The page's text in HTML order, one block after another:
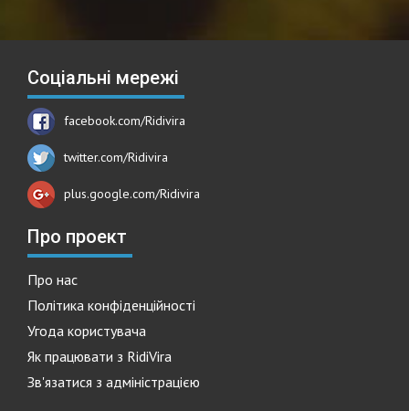
Соціальні мережі
facebook.com/Ridivira
twitter.com/Ridivira
plus.google.com/Ridivira
Про проект
Про нас
Політика конфіденційності
Угода користувача
Як працювати з RidiVira
Зв'язатися з адміністрацією